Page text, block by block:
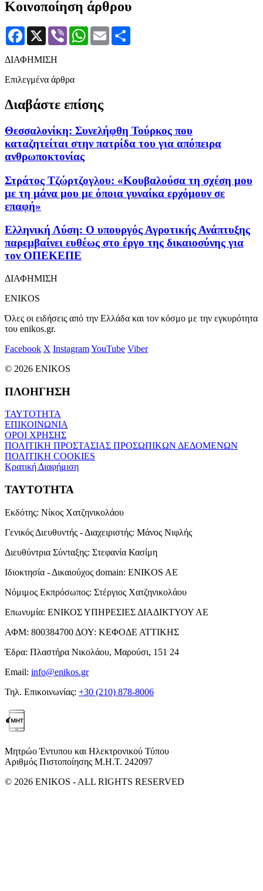
Κοινοποίηση άρθρου
Facebook
X Viber WhatsApp
Email
ΔΙΑΦΗΜΙΣΗ
Επιλεγμένα άρθρα
Διαβάστε επίσης
Θεσσαλονίκη: Συνελήφθη Τούρκος που
καταζητείται στην πατρίδα του για απόπειρα
ανθρωποκτονίας
Στράτος Τζώρτζογλου: «Κουβαλούσα τη σχέση μου
με τη μάνα μου με όποια γυναίκα ερχόμουν σε
επαφή»
Ελληνική Λύση: Ο υπουργός Αγροτικής Ανάπτυξης
παρεμβαίνει ευθέως στο έργο της δικαιοσύνης για
τον ΟΠΕΚΕΠΕ
ΔΙΑΦΗΜΙΣΗ
ENIKOS
Όλες οι ειδήσεις από την Ελλάδα και τον κόσμο με την εγκυρότητα
του enikos.gr.
Facebook X InstagramYouTube Viber
© 2026 ENIKOS
ΠΛΟΗΓΗΣΗ
ΤΑΥΤΟΤΗΤΑ
ΕΠΙΚΟΙΝΩΝΙΑ
ΟΡΟΙ ΧΡΗΣΗΣ
ΠΟΛΙΤΙΚΗ ΠΡΟΣΤΑΣΙΑΣ ΠΡΟΣΩΠΙΚΩΝ ΔΕΔΟΜΕΝΩΝ
ΠΟΛΙΤΙΚΗ COOKIES
Κρατική Διαφήμιση
ΤΑΥΤΟΤΗΤΑ
Εκδότης: Νίκος Χατζηνικολάου
Γενικός Διευθυντής - Διαχειριστής: Μάνος Νιφλής
Διευθύντρια Σύνταξης: Στεφανία Κασίμη
Ιδιοκτησία - Δικαιούχος domain: ENIKOS AE
Νόμιμος Εκπρόσωπος: Στέργιος Χατζηνικολάου
Επωνυμία: ΕΝΙΚΟΣ ΥΠΗΡΕΣΙΕΣ ΔΙΑΔΙΚΤΥΟΥ ΑΕ
ΑΦΜ: 800384700 ΔΟΥ: ΚΕΦΟΔΕ ΑΤΤΙΚΗΣ
Έδρα: Πλαστήρα Νικολάου, Μαρούσι, 151 24
Email: info@enikos.gr
Τηλ. Επικοινωνίας: +30 (210) 878-8006
Μητρώο Έντυπου και Ηλεκτρονικού Τύπου
Αριθμός Πιστοποίησης Μ.Η.Τ. 242097
© 2026 ENIKOS - ALL RIGHTS RESERVED